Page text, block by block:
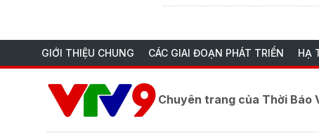
GIỚI THIỆU CHUNG CÁC GIAI ĐOẠN PHÁT TRIỂN HẠ
Chuyên trang của Thời Báo